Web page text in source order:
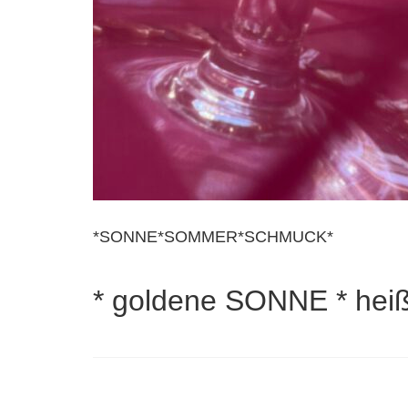
*SONNE*SOMMER*SCHMUCK*
* goldene SONNE *